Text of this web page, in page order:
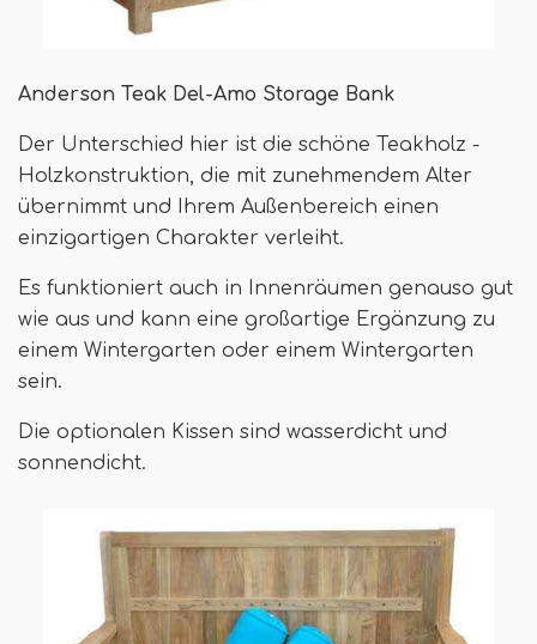
Anderson Teak Del-Amo Storage Bank
Der Unterschied hier ist die schöne Teakholz -
Holzkonstruktion, die mit zunehmendem Alter
übernimmt und Ihrem Außenbereich einen
einzigartigen Charakter verleiht.
Es funktioniert auch in Innenräumen genauso gut
wie aus und kann eine großartige Ergänzung zu
einem Wintergarten oder einem Wintergarten
sein.
Die optionalen Kissen sind wasserdicht und
sonnendicht.